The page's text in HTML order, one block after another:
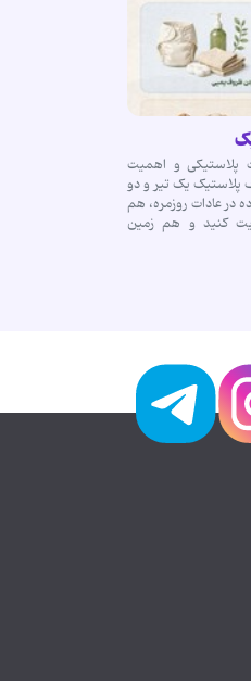
پلاستیکی و اهمیت
یک تیر و دو
در عادات روزمره، هم
کنید و هم زمین